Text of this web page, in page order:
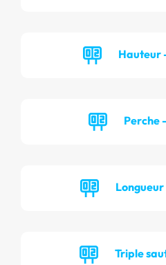
Hauteur
Perche
Longueur
Triple